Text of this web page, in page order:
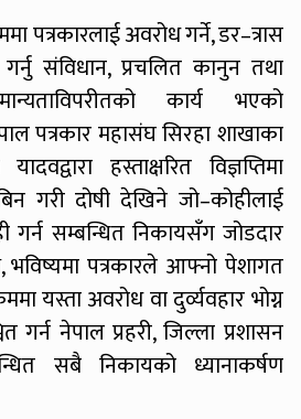
पत्रकारलाई अवरोध गर्ने, डर–त्रास
संविधान, प्रचलित कानुन तथा
कार्य भएको
पत्रकार महासंघ सिरहा शाखाका
हस्ताक्षरित विज्ञप्तिमा
गरी दोषी देखिने जो–कोहीलाई
गर्न सम्बन्धित निकायसँग जोडदार
पत्रकारले आफ्नो पेशागत
यस्ता अवरोध वा दुर्व्यवहार भोग्न
गर्न नेपाल प्रहरी, जिल्ला प्रशासन
सबै निकायको ध्यानाकर्षण